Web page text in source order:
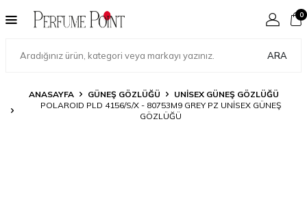
ARA
0
ANASAYFA GÜNEŞ GÖZLÜĞÜ
UNISEX GÜNEŞ GÖZLÜĞÜ
POLAROID PLD 4156/S/X - 80753M9 GREY PZ UNISEX GÜNEŞ
GÖZLÜĞÜ